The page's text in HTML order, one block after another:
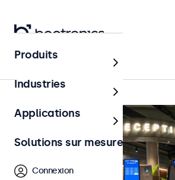
Accueil
Produits
Industries
Applications
Solutions sur mesure
Connexion